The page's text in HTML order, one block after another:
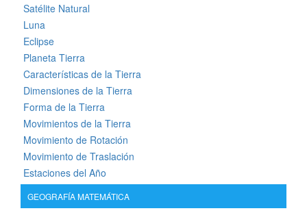
Satélite Natural
Luna
Eclipse
Planeta Tierra
Características de la Tierra
Dimensiones de la Tierra
Forma de la Tierra
Movimientos de la Tierra
Movimiento de Rotación
Movimiento de Traslación
Estaciones del Año
GEOGRAFÍA MATEMÁTICA